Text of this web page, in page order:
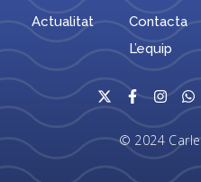
Actualitat Contacta
L’equip
© 2024